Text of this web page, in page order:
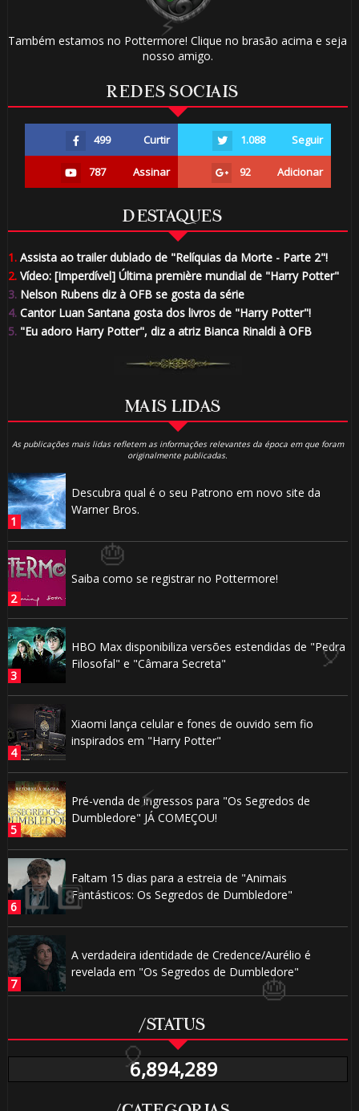
Também estamos no Pottermore! Clique no brasão acima e seja
nosso amigo.
REDES SOCIAIS
499 Curtir 1.088 Seguir
787 Assinar 92 Adicionar
DESTAQUES
1.Assista ao trailer dublado de "Relíquias da Morte - Parte 2"!
2.Vídeo: [Imperdível] Última première mundial de "Harry Potter"
3.Nelson Rubens diz à OFB se gosta da série
4.Cantor Luan Santana gosta dos livros de "Harry Potter"!
5."Eu adoro Harry Potter", diz a atriz Bianca Rinaldi à OFB
MAIS LIDAS
As publicações mais lidas refletem as informações relevantes da época em que foram
originalmente publicadas.
Descubra qual é o seu Patrono em novo site da
Warner Bros.
Saiba como se registrar no Pottermore!
HBO Max disponibiliza versões estendidas de "Pedra
Filosofal" e "Câmara Secreta"
Xiaomi lança celular e fones de ouvido sem fio
inspirados em "Harry Potter"
Pré-venda de ingressos para "Os Segredos de
Dumbledore" JÁ COMEÇOU!
Faltam 15 dias para a estreia de "Animais
Fantásticos: Os Segredos de Dumbledore"
A verdadeira identidade de Credence/Aurélio é
revelada em "Os Segredos de Dumbledore"
/STATUS
6,894,289
🎈
⚡
🎂
⚡
🎈 ⚡
🎈
🎂
🎂
🎂
1️⃣ 8️⃣
1️⃣ 8️⃣
🎈
🎈